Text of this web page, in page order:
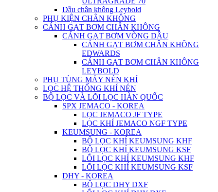
Dầu chân không Leybold
PHỤ KIỆN CHÂN KHÔNG
CÁNH GẠT BƠM CHÂN KHÔNG
CÁNH GẠT BƠM VÒNG DẦU
CÁNH GẠT BƠM CHÂN KHÔNG
EDWARDS
CÁNH GẠT BƠM CHÂN KHÔNG
LEYBOLD
PHỤ TÙNG MÁY NÉN KHÍ
LỌC HỆ THỐNG KHÍ NÉN
BỘ LỌC VÀ LÕI LỌC HÀN QUỐC
SPX JEMACO - KOREA
LỌC JEMACO JF TYPE
LỌC KHÍ JEMACO NGF TYPE
KEUMSUNG - KOREA
BỘ LỌC KHÍ KEUMSUNG KHF
BỘ LỌC KHÍ KEUMSUNG KSF
LÕI LỌC KHÍ KEUMSUNG KHF
LÕI LỌC KHÍ KEUMSUNG KSF
DHY - KOREA
BỘ LỌC DHY DXF